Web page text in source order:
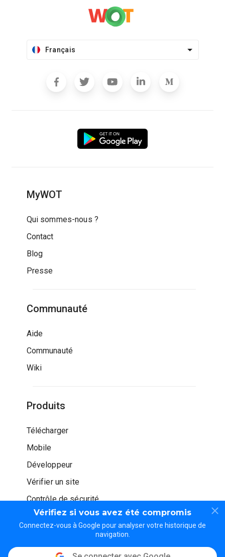
Vérifiez si vous avez été compromis
Connectez-vous à Google pour analyser votre historique de
navigation.
Français
MyWOT
Qui sommes-nous ?
Contact
Blog
Presse
Communauté
Aide
Communauté
Wiki
Produits
Télécharger
Mobile
Développeur
Vérifier un site
Contrôle de sécurité